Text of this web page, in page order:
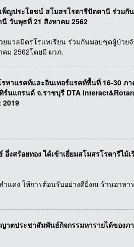
พ็ญประโยชน์ สโมสรโรตารีปัตตานี ร่วมกั
วันพุธที่ 21 สิงหาคม 2562
มวลมิตรโรแทเรียน ร่วมกันมอบชุดผู้ป่วย
ม 2562โดยมี ผวภ.
าแรคท์และอินเทอร์แรคท์พื้นที่ 16-30 ภา
ร์นแกรนด์ จ.ราชบุรี DTA
2019
สร้อยทอง ได้เข้าเยี่ยมสโมสรโรตารีไม้เ
แดง ให้การต้อนรับอย่างดียิ่งณ ร้านอาหา
าตประชาสัมพันธ์กิจกรรมหารายได้ของภ